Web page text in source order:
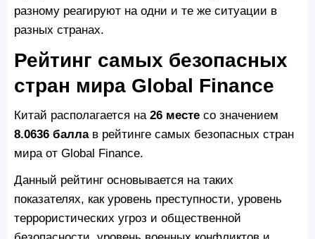
разному реагируют на одни и те же ситуации в
разных странах.
Рейтинг самых безопасных
стран мира Global Finance
Китай располагается на 26 месте со значением
8.0636 баллав рейтинге самых безопасных стран
мира от Global Finance.
Данный рейтинг основывается на таких
показателях, как уровень преступности, уровень
террористических угроз и общественной